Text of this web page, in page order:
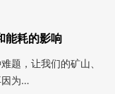
能耗的影响
题，让我们的矿山、
因为…